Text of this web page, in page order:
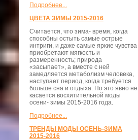
Подробнее...
ЦВЕТА ЗИМЫ 2015-2016
Считается, что зима- время, когда
способны остыть самые острые
интриги, и даже самые яркие чувства
приобретают мягкость и
размеренность; природа
«засыпает», а вместе с ней
замедляется метаболизм человека,
наступает период, когда требуется
больше сна и отдыха. Но это явно не
касается восхитительной моды
осени- зимы 2015-2016 года.
Подробнее...
ТРЕНДЫ МОДЫ ОСЕНЬ-ЗИМА
2015-2016